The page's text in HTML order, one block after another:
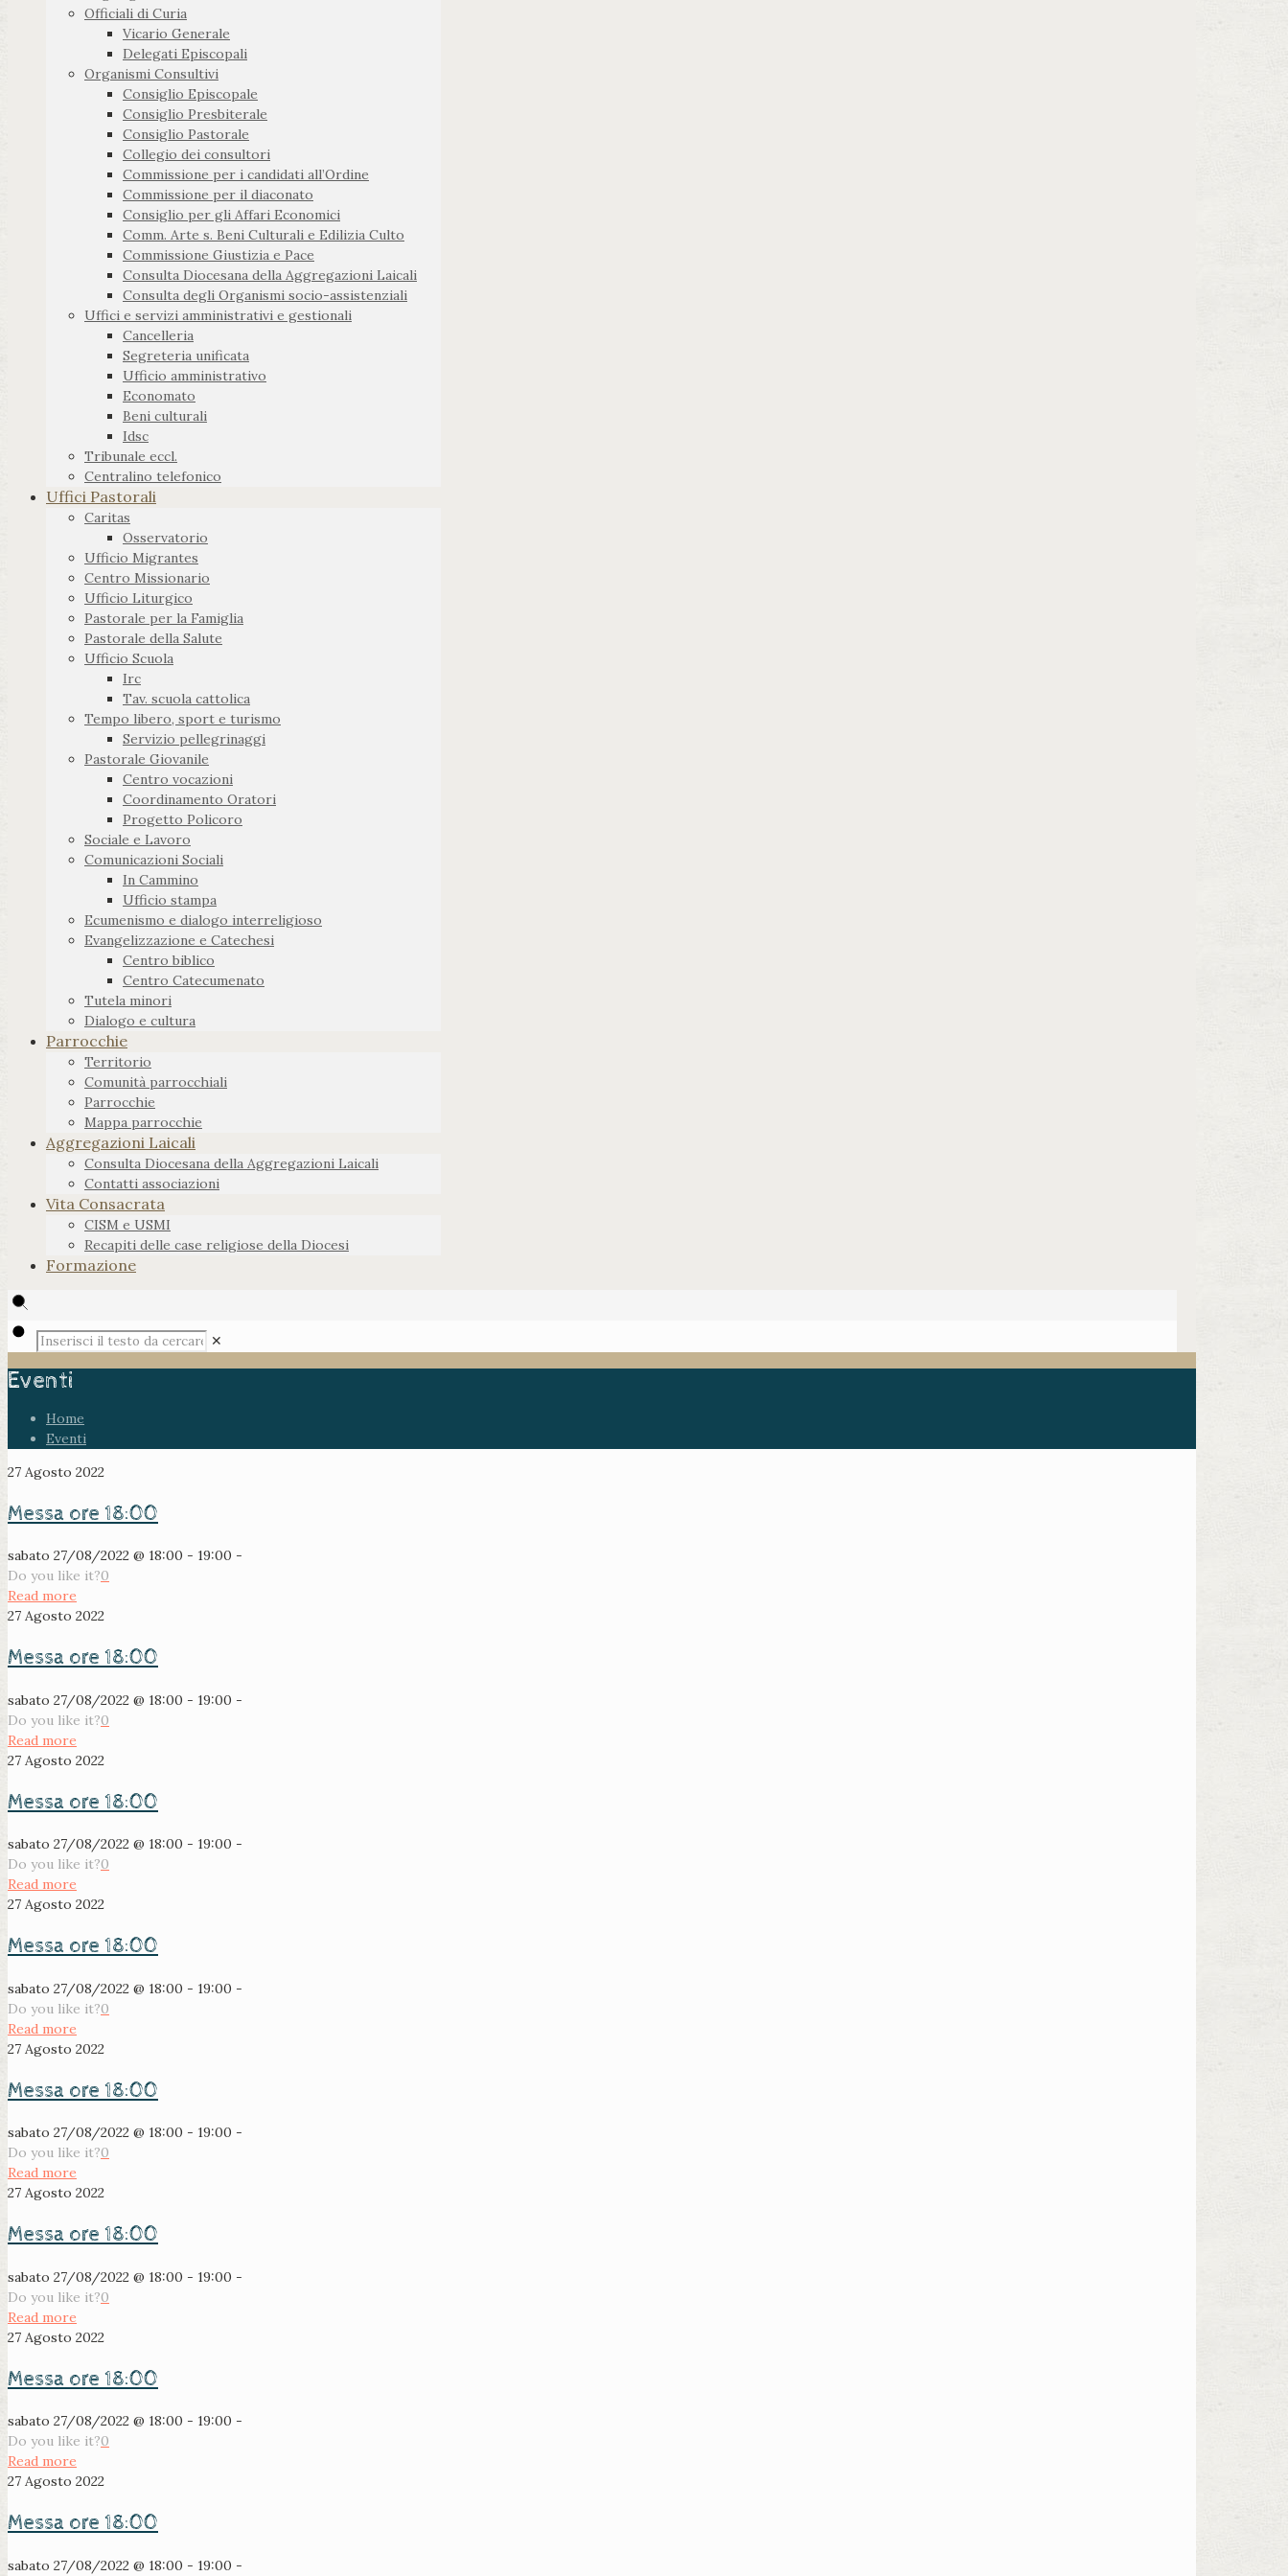
Officiali di Curia
Vicario Generale
Delegati Episcopali
Organismi Consultivi
Consiglio Episcopale
Consiglio Presbiterale
Consiglio Pastorale
Collegio dei consultori
Commissione per i candidati all’Ordine
Commissione per il diaconato
Consiglio per gli Affari Economici
Comm. Arte s. Beni Culturali e Edilizia Culto
Commissione Giustizia e Pace
Consulta Diocesana della Aggregazioni Laicali
Consulta degli Organismi socio-assistenziali
Uffici e servizi amministrativi e gestionali
Cancelleria
Segreteria unificata
Ufficio amministrativo
Economato
Beni culturali
Idsc
Tribunale eccl.
Centralino telefonico
Uffici Pastorali
Caritas
Osservatorio
Ufficio Migrantes
Centro Missionario
Ufficio Liturgico
Pastorale per la Famiglia
Pastorale della Salute
Ufficio Scuola
Irc
Tav. scuola cattolica
Tempo libero, sport e turismo
Servizio pellegrinaggi
Pastorale Giovanile
Centro vocazioni
Coordinamento Oratori
Progetto Policoro
Sociale e Lavoro
Comunicazioni Sociali
In Cammino
Ufficio stampa
Ecumenismo e dialogo interreligioso
Evangelizzazione e Catechesi
Centro biblico
Centro Catecumenato
Tutela minori
Dialogo e cultura
Parrocchie
Territorio
Comunità parrocchiali
Parrocchie
Mappa parrocchie
Aggregazioni Laicali
Consulta Diocesana della Aggregazioni Laicali
Contatti associazioni
Vita Consacrata
CISM e USMI
Recapiti delle case religiose della Diocesi
Formazione
✕
Eventi
Home
Eventi
27 Agosto 2022
Messa ore 18:00
sabato 27/08/2022 @ 18:00 - 19:00 -
Do you like it?0
Read more
27 Agosto 2022
Messa ore 18:00
sabato 27/08/2022 @ 18:00 - 19:00 -
Do you like it?0
Read more
27 Agosto 2022
Messa ore 18:00
sabato 27/08/2022 @ 18:00 - 19:00 -
Do you like it?0
Read more
27 Agosto 2022
Messa ore 18:00
sabato 27/08/2022 @ 18:00 - 19:00 -
Do you like it?0
Read more
27 Agosto 2022
Messa ore 18:00
sabato 27/08/2022 @ 18:00 - 19:00 -
Do you like it?0
Read more
27 Agosto 2022
Messa ore 18:00
sabato 27/08/2022 @ 18:00 - 19:00 -
Do you like it?0
Read more
27 Agosto 2022
Messa ore 18:00
sabato 27/08/2022 @ 18:00 - 19:00 -
Do you like it?0
Read more
27 Agosto 2022
Messa ore 18:00
sabato 27/08/2022 @ 18:00 - 19:00 -